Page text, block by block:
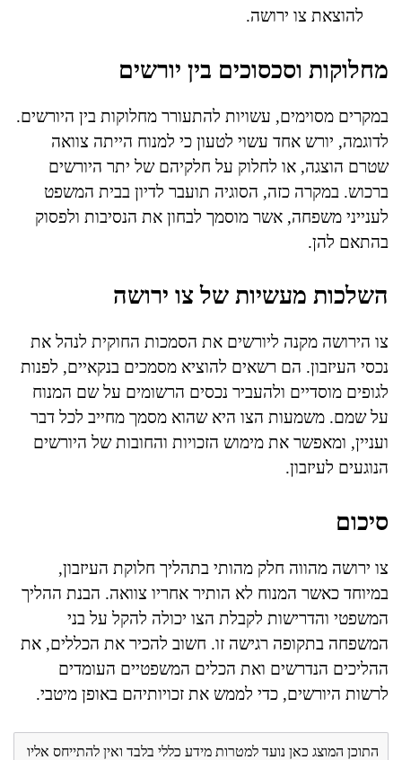
להוצאת צו ירושה.
מחלוקות וסכסוכים בין יורשים
במקרים מסוימים, עשויות להתעורר מחלוקות בין היורשים.
לדוגמה, יורש אחד עשוי לטעון כי למנוח הייתה צוואה
שטרם הוצגה, או לחלוק על חלקיהם של יתר היורשים
ברכוש. במקרה כזה, הסוגיה תועבר לדיון בבית המשפט
לענייני משפחה, אשר מוסמך לבחון את הנסיבות ולפסוק
בהתאם להן.
השלכות מעשיות של צו ירושה
צו הירושה מקנה ליורשים את הסמכות החוקית לנהל את
נכסי העיזבון. הם רשאים להוציא מסמכים בנקאיים, לפנות
לגופים מוסדיים ולהעביר נכסים הרשומים על שם המנוח
על שמם. משמעות הצו היא שהוא מסמך מחייב לכל דבר
ועניין, ומאפשר את מימוש הזכויות והחובות של היורשים
הנוגעים לעיזבון.
סיכום
צו ירושה מהווה חלק מהותי בתהליך חלוקת העיזבון,
במיוחד כאשר המנוח לא הותיר אחריו צוואה. הבנת ההליך
המשפטי והדרישות לקבלת הצו יכולה להקל על בני
המשפחה בתקופה רגישה זו. חשוב להכיר את הכללים, את
ההליכים הנדרשים ואת הכלים המשפטיים העומדים
לרשות היורשים, כדי לממש את זכויותיהם באופן מיטבי.
התוכן המוצג כאן נועד למטרות מידע כללי בלבד ואין להתייחס אליו